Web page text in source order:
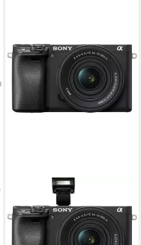
Set: SEL70350G Objektiv +
Alpha 6400AKB APS-C
Systemkamera